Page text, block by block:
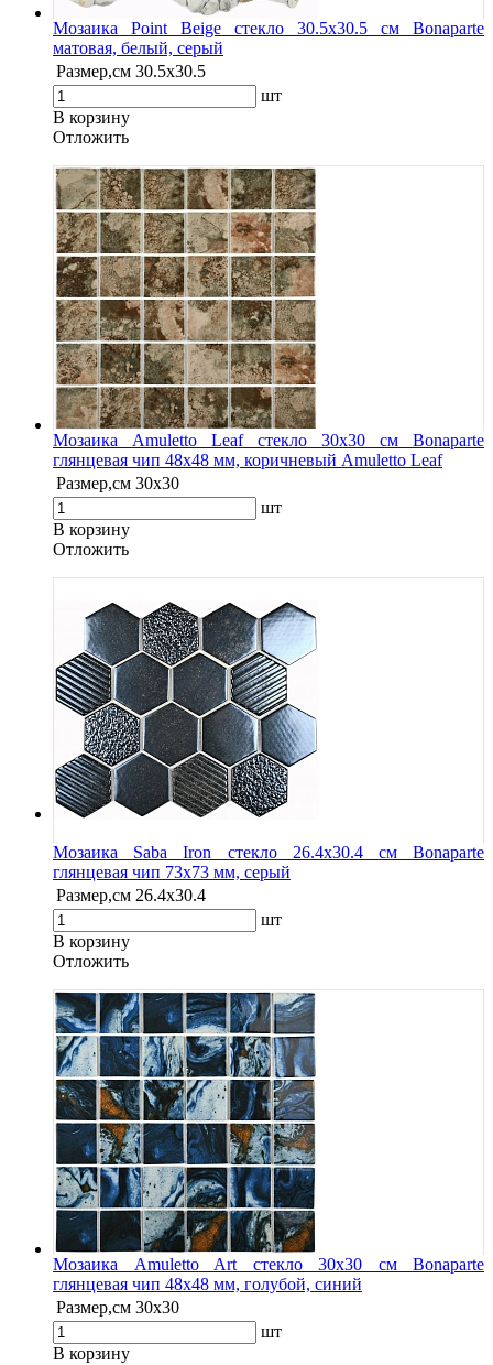
Мозаика Point Beige стекло 30.5х30.5 см Bonaparte
матовая, белый, серый
Размер,см 30.5х30.5
шт
В корзину
Oтложить
Мозаика Amuletto Leaf стекло 30х30 см Bonaparte
глянцевая чип 48х48 мм, коричневый Amuletto Leaf
Размер,см 30х30
шт
В корзину
Oтложить
Мозаика Saba Iron стекло 26.4х30.4 см Bonaparte
глянцевая чип 73х73 мм, серый
Размер,см 26.4х30.4
шт
В корзину
Oтложить
Мозаика Amuletto Art стекло 30х30 см Bonaparte
глянцевая чип 48х48 мм, голубой, синий
Размер,см 30х30
шт
В корзину